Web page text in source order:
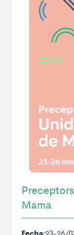
Mama
Fecha:23-26/